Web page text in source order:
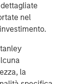
nel
la
and CEO of
both
period,